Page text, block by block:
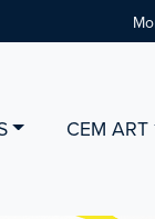
CEM ART